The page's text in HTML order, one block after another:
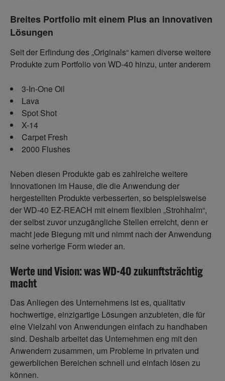
Breites Portfolio mit einem Plus an innovativen
Lösungen
Seit der Erfindung des „Originals“ kamen diverse weitere
Produkte zum Portfolio von WD-40 hinzu, unter anderem
3-In-One Oil
Lava
Spot Shot
X-14
Carpet Fresh
2000 Flushes
Neben diesen Produkte gab es zahlreiche weitere
Innovationen im Hause, die die Anwendung der
hergestellten Produkte verbesserten, so beispielsweise
der WD-40 EZ-REACH mit einem flexiblen „Strohhalm“,
der selbst zuvor unzugängliche Stellen erreicht, denn er
macht jede Biegung mit und nimmt nach der Anwendung
seine vorherige Form wieder an.
Werte und Vision: was WD-40 zukunftsträchtig
macht
Das Anliegen des Unternehmens ist es, qualitativ
hochwertige, einzigartige Lösungen anzubieten, die für
eine Vielzahl von Anwendungen einfach zu handhaben
sind. Deshalb arbeitet das Unternehmen eng mit den
Anwendern zusammen, um Probleme in privaten und
gewerblichen Bereichen schnell und einfach lösen zu
können.